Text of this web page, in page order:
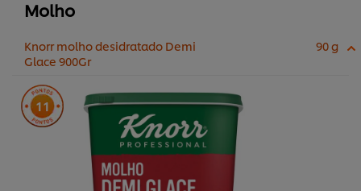
Molho
Knorr molho desidratado Demi
Glace 900Gr
90 g
11